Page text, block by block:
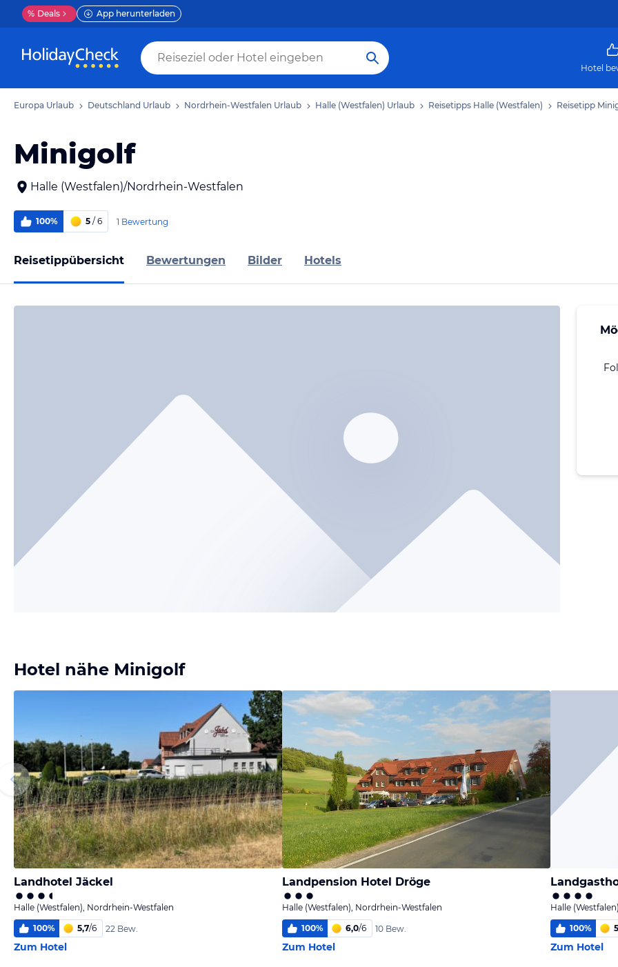
% Deals App herunterladen
Hotel
Europa Urlaub Deutschland Urlaub Nordrhein-Westfalen Urlaub Halle (Westfalen) Urlaub Reisetipps Halle (Westfalen) Reisetipp
Minigolf
Halle (Westfalen)/Nordrhein-Westfalen
100% 5 / 6 1 Bewertung
Reisetippübersicht Bewertungen Bilder Hotels
Hotel nähe Minigolf
Landhotel Jäckel
Halle (Westfalen), Nordrhein-Westfalen
100% 5,7/6 22 Bew.
Zum Hotel
Landpension Hotel Dröge
Halle (Westfalen), Nordrhein-Westfalen
100% 6,0/6 10 Bew.
Zum Hotel
Halle
100%
Zum Hotel